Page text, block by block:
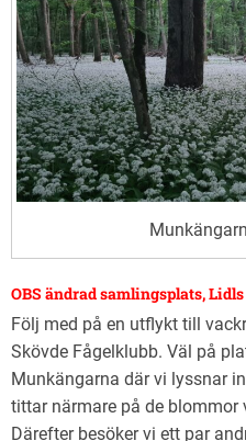
OBS ändrad samlingsplats,
Följ med på en utflykt till
Skövde Fågelklubb. Väl på
Munkängarna där vi lyssnar
tittar närmare på de blommor
Därefter besöker vi ett par